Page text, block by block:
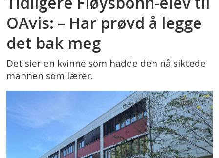
OAvis: – Har prøvd å legge
det bak meg
Det sier en kvinne som hadde den nå siktede
mannen som lærer.